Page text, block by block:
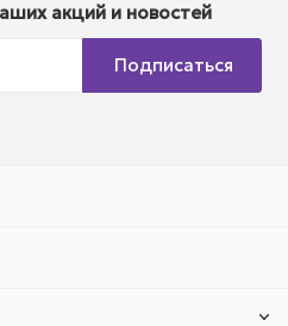
акций и новостей
Подписаться